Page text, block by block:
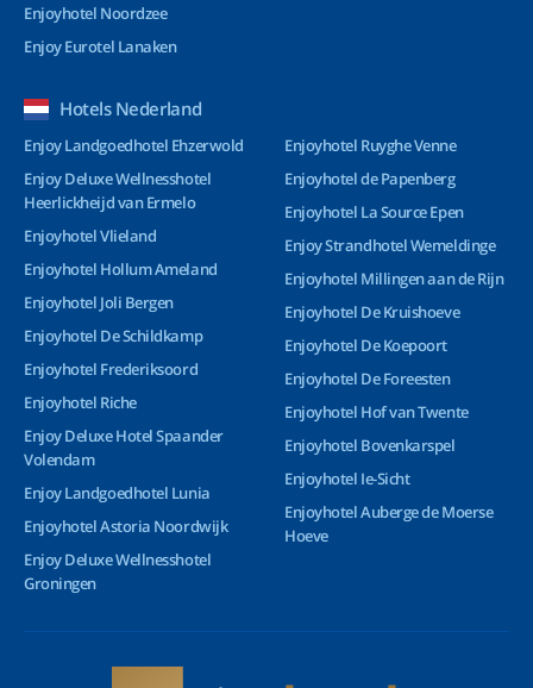
Enjoyhotel Noordzee
Enjoy Eurotel Lanaken
Hotels Nederland
Enjoy Landgoedhotel Ehzerwold
Enjoy Deluxe Wellnesshotel
Heerlickheijd van Ermelo
Enjoyhotel Vlieland
Enjoyhotel Hollum Ameland
Enjoyhotel Joli Bergen
Enjoyhotel De Schildkamp
Enjoyhotel Frederiksoord
Enjoyhotel Riche
Enjoy Deluxe Hotel Spaander
Volendam
Enjoy Landgoedhotel Lunia
Enjoyhotel Astoria Noordwijk
Enjoy Deluxe Wellnesshotel
Groningen
Enjoyhotel Ruyghe Venne
Enjoyhotel de Papenberg
Enjoyhotel La Source Epen
Enjoy Strandhotel Wemeldinge
Enjoyhotel Millingen aan de Rijn
Enjoyhotel De Kruishoeve
Enjoyhotel De Koepoort
Enjoyhotel De Foreesten
Enjoyhotel Hof van Twente
Enjoyhotel Bovenkarspel
Enjoyhotel Ie-Sicht
Enjoyhotel Auberge de Moerse
Hoeve